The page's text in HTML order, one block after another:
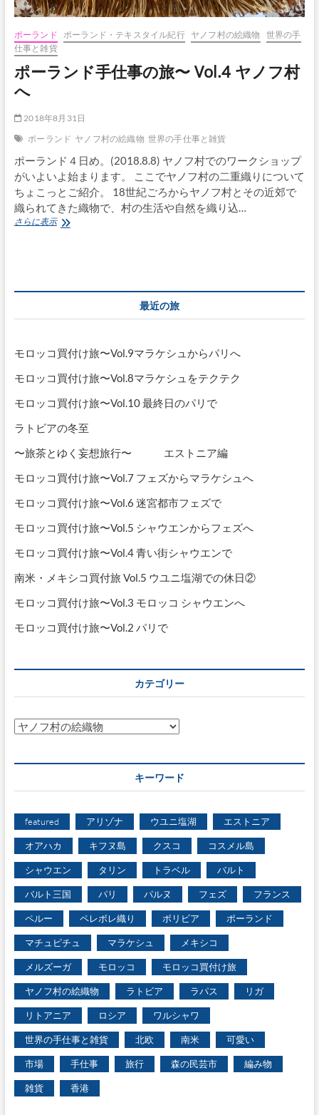
村
の
絵
織
物
ワ
ョ
ッ
ポーランド ポーランド・テキスタイル紀行 ヤノフ村の絵織物
世界の手
仕事と雑貨
ポーランド手仕事の旅〜 Vol.4 ヤノフ村
へ
2018年8月31日
ポーランド ヤノフ村の絵織物 世界の手仕事と雑貨
ポーランド４日め。(2018.8.8) ヤノフ村でのワークショップ
がいよいよ始まります。 ここでヤノフ村の二重織りについて
ちょこっとご紹介。 18世紀ごろからヤノフ村とその近郊で
織られてきた織物で、村の生活や自然を織り込…
さらに表示ポ
Vol.4
ヤ
ノ
村
最近の旅
モロッコ買付け旅〜Vol.9マラケシュからパリへ
モロッコ買付け旅〜Vol.8マラケシュをテクテク
モロッコ買付け旅〜Vol.10 最終日のパリで
ラトビアの冬至
〜旅茶とゆく妄想旅行〜 エストニア編
モロッコ買付け旅〜Vol.7 フェズからマラケシュへ
モロッコ買付け旅〜Vol.6 迷宮都市フェズで
モロッコ買付け旅〜Vol.5 シャウエンからフェズへ
モロッコ買付け旅〜Vol.4 青い街シャウエンで
南米・メキシコ買付旅 Vol.5 ウユニ塩湖での休日②
モロッコ買付け旅〜Vol.3 モロッコ シャウエンへ
モロッコ買付け旅〜Vol.2 パリで
カテゴリー
カ
ー
キーワード
featured アリゾナ ウユニ塩湖 エストニア
オアハカ キフヌ島 クスコ コスメル島
シャウエン タリン トラベル バルト
バルト三国 パリ パルヌ フェズ フランス
ペルー ペレボレ織り ボリビア ポーランド
マチュピチュ マラケシュ メキシコ
メルズーガ モロッコ モロッコ買付け旅
ヤノフ村の絵織物 ラトビア ラパス リガ
リトアニア ロシア ワルシャワ
世界の手仕事と雑貨 北欧 南米 可愛い
市場 手仕事 旅行 森の民芸市 編み物
雑貨 香港